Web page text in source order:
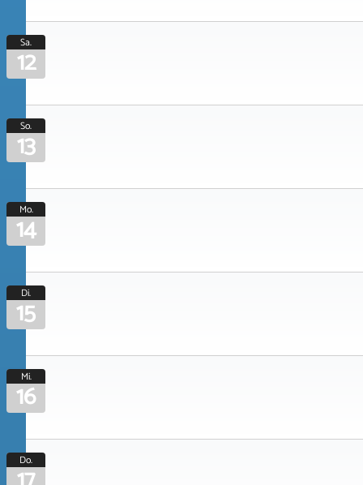
Sa.
12
So.
13
Mo.
14
Di.
15
Mi.
16
Do.